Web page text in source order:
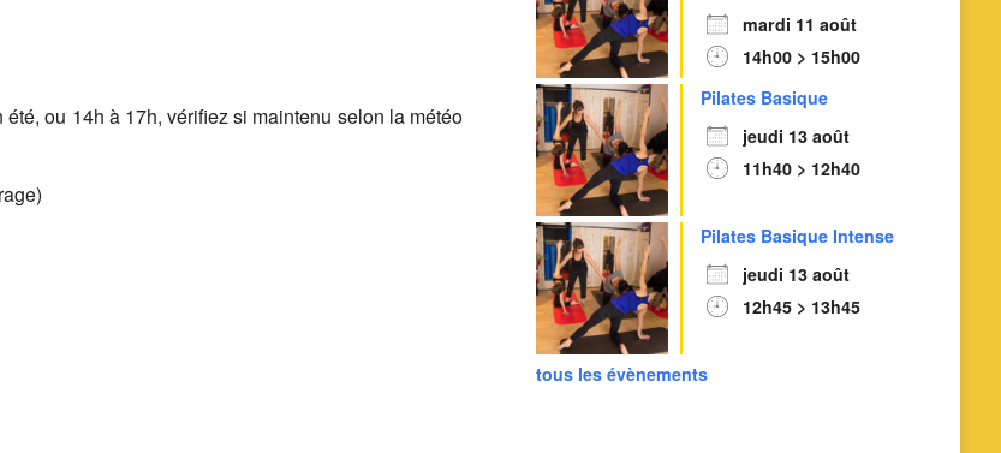
Outlook Live
ou 14h à 17h, vérifiez si maintenu selon la météo
mardi 11 août
14h00 > 15h00
Pilates Basique
jeudi 13 août
11h40 > 12h40
Pilates Basique Intense
jeudi 13 août
12h45 > 13h45
tous les évènements